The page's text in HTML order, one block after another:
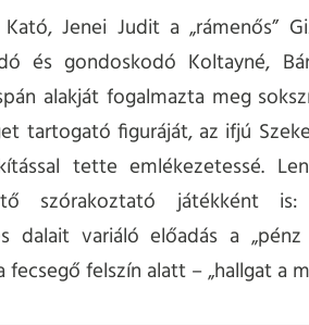
Jenei Judit a „rámenős”
és gondoskodó Koltayné,
alakját fogalmazta meg
tartogató figuráját, az ifjú
tette emlékezetessé.
szórakoztató játékként
dalait variáló előadás a „pénz
fecsegő felszín alatt – „hallgat a